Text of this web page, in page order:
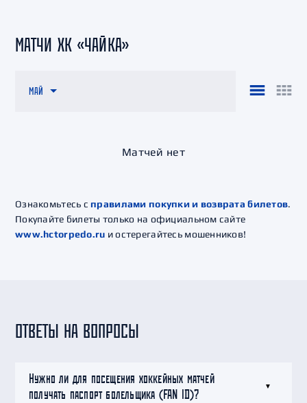
МАТЧИ ХК «ЧАЙКА»
МАЙ
Матчей нет
Ознакомьтесь справилами покупки и возврата билетов.
Покупайте билеты только на официальном сайте
www.hctorpedo.ru и остерегайтесь мошенников!
ОТВЕТЫ НА ВОПРОСЫ
Нужно ли для посещения хоккейных матчей
получать паспорт болельщика (FAN ID)?